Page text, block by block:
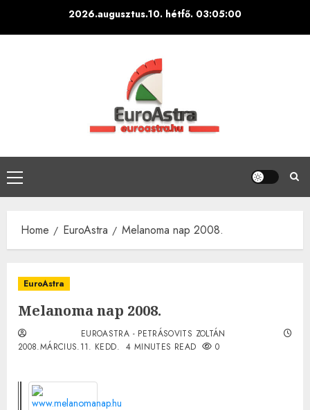
2026.augusztus.10. hétfő.03:05:01
Primary
Menu
Home EuroAstra Melanoma nap 2008.
EuroAstra
Melanoma nap 2008.
EUROASTRA - PETRÁSOVITS ZOLTÁN
2008.MÁRCIUS.11. KEDD. 4 MINUTES READ 0